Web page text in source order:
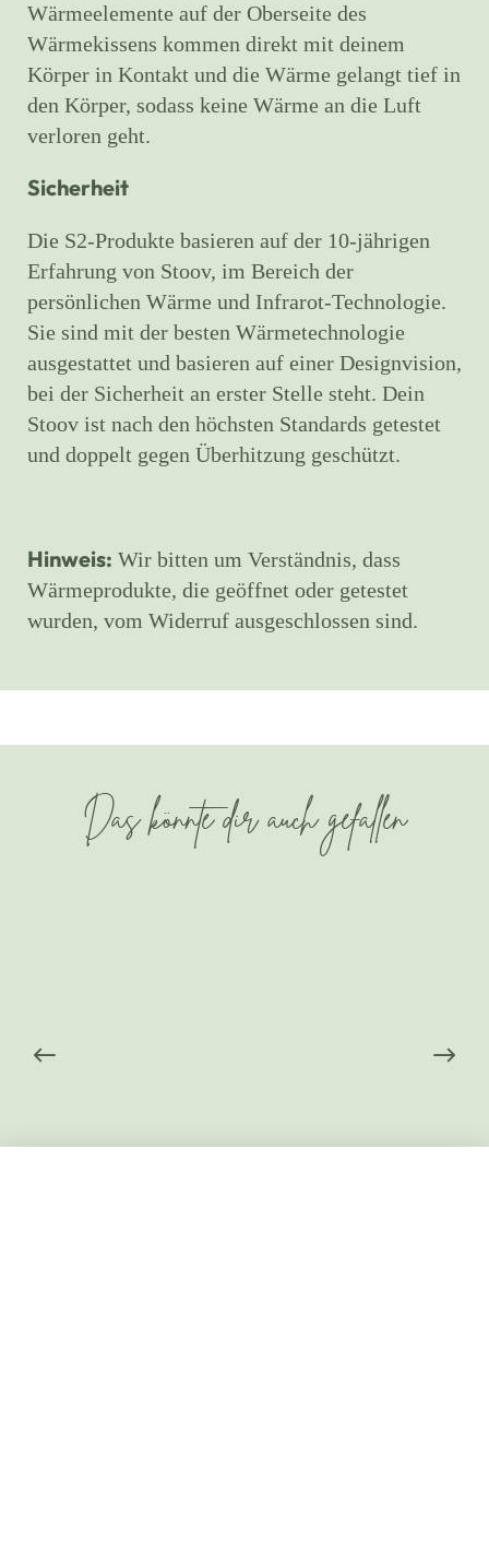
Wärmeelemente auf der Oberseite des
Wärmekissens kommen direkt mit deinem
Körper in Kontakt und die Wärme gelangt tief in
den Körper, sodass keine Wärme an die Luft
verloren geht.
Sicherheit
Die S2-Produkte basieren auf der 10-jährigen
Erfahrung von Stoov, im Bereich der
persönlichen Wärme und Infrarot-Technologie.
Sie sind mit der besten Wärmetechnologie
ausgestattet und basieren auf einer Designvision,
bei der Sicherheit an erster Stelle steht. Dein
Stoov ist nach den höchsten Standards getestet
und doppelt gegen Überhitzung geschützt.
Hinweis: Wir bitten um Verständnis, dass
Wärmeprodukte, die geöffnet oder getestet
wurden, vom Widerruf ausgeschlossen sind.
Das könnte dir auch gefallen